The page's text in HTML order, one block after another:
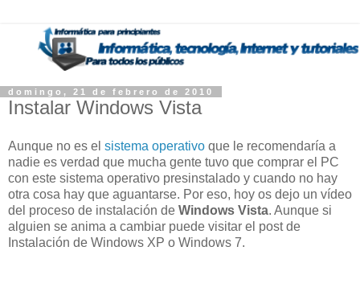
domingo, 21 de febrero de 2010
Instalar Windows Vista
Aunque no es el sistema operativo que le recomendaría a
nadie es verdad que mucha gente tuvo que comprar el PC
con este sistema operativo presinstalado y cuando no hay
otra cosa hay que aguantarse. Por eso, hoy os dejo un vídeo
del proceso de instalación de Windows Vista. Aunque si
alguien se anima a cambiar puede visitar el post de
Instalación de Windows XP o Windows 7.